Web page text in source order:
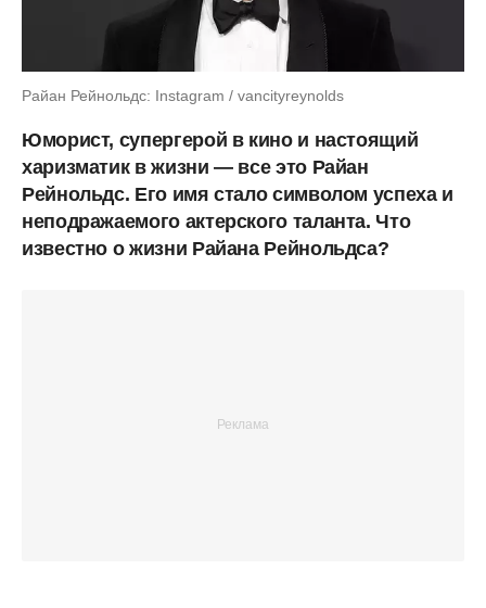
Райан Рейнольдс: Instagram / vancityreynolds
Юморист, супергерой в кино и настоящий
харизматик в жизни — все это Райан
Рейнольдс. Его имя стало символом успеха и
неподражаемого актерского таланта. Что
известно о жизни Райана Рейнольдса?